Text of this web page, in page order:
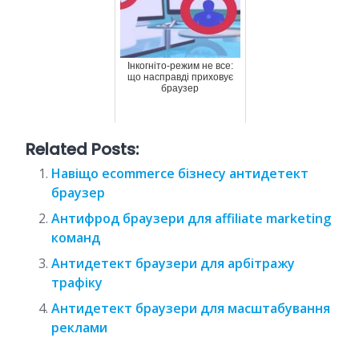
Інкогніто-режим не все:
що насправді приховує
браузер
Related Posts:
Навіщо ecommerce бізнесу антидетект
браузер
Антифрод браузери для affiliate marketing
команд
Антидетект браузери для арбітражу
трафіку
Антидетект браузери для масштабування
реклами